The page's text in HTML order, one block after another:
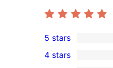
19
5-
5 stars
4 stars